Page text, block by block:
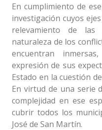
En cumplimiento de
investigación cuyos
relevamiento de las
naturaleza de los
encuentran
expresión de sus
Estado en la cuestión
En virtud de una serie
complejidad en ese
cubrir todos los
José de San Martín.